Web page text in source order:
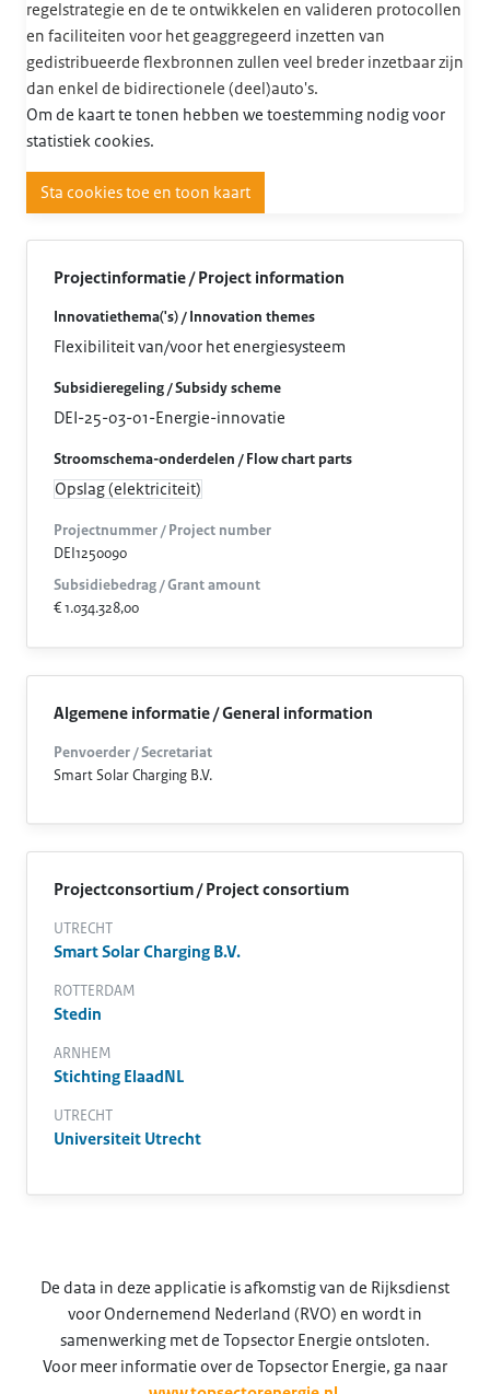
regelstrategie en de te ontwikkelen en valideren protocollen
en faciliteiten voor het geaggregeerd inzetten van
gedistribueerde flexbronnen zullen veel breder inzetbaar zijn
dan enkel de bidirectionele (deel)auto's.
Om de kaart te tonen hebben we toestemming nodig voor
statistiek cookies.
Sta cookies toe en toon kaart
Projectinformatie / Project information
Innovatiethema('s) / Innovation themes
Flexibiliteit van/voor het energiesysteem
Subsidieregeling / Subsidy scheme
DEI-25-03-01-Energie-innovatie
Stroomschema-onderdelen / Flow chart parts
Opslag (elektriciteit)
Projectnummer / Project number
DEI1250090
Subsidiebedrag / Grant amount
€ 1.034.328,00
Algemene informatie / General information
Penvoerder / Secretariat
Smart Solar Charging B.V.
Projectconsortium / Project consortium
UTRECHT
Smart Solar Charging B.V.
ROTTERDAM
Stedin
ARNHEM
Stichting ElaadNL
UTRECHT
Universiteit Utrecht
De data in deze applicatie is afkomstig van de Rijksdienst
voor Ondernemend Nederland (RVO) en wordt in
samenwerking met de Topsector Energie ontsloten.
Voor meer informatie over de Topsector Energie, ga naar